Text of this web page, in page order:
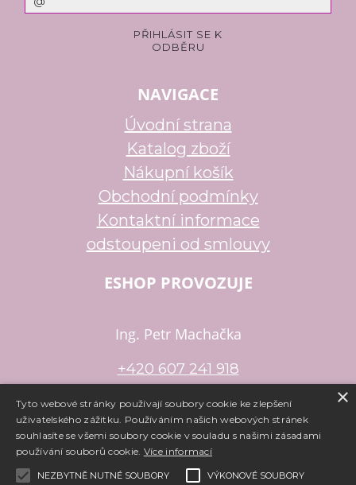
NAVIGACE
Úvodní strana
Katalog zboží
Nákupní košík
Obchodní podmínky
Kontaktní informace
odstoupeni od smlouvy
ESHOP PROVOZUJE
Ing. Petr Machačka
+420 607 241 918
petr.machacka@email.cz
e-shopuapronájem e-shopu Shop5.cz
×
Tyto webové stránky používají soubory cookie ke zlepšení
uživatelského zážitku. Používáním našich webových stránek
souhlasíte se všemi soubory cookie v souladu s našimi zásadami
používání souborů cookie. Více informací
NEZBYTNĚ NUTNÉ SOUBORY VÝKONOVÉ SOUBORY